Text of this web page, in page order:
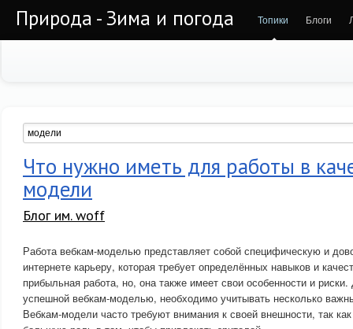
Природа - Зима и погода Топики Блоги
Что нужно иметь для работы в
модели
Блог им. woff
Работа вебкам-моделью представляет собой специфическую и
интернете карьеру, которая требует определённых навыков и
прибыльная работа, но, она также имеет свои особенности и риски.
успешной вебкам-моделью, необходимо учитывать несколько
Вебкам-модели часто требуют внимания к своей внешности, так